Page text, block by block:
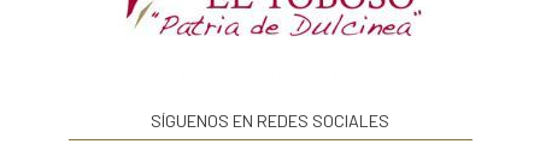
SÍGUENOS EN REDES SOCIALES